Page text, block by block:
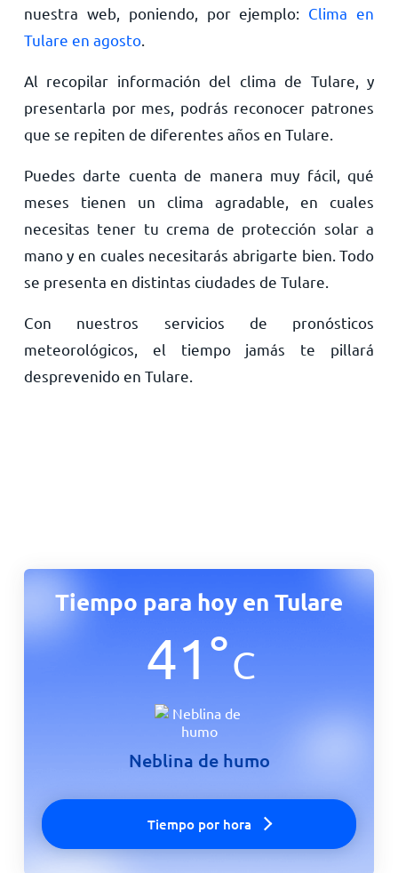
nuestra web, poniendo, por ejemplo: Clima en
Tulare en agosto.
Al recopilar información del clima de Tulare, y
presentarla por mes, podrás reconocer patrones
que se repiten de diferentes años en Tulare.
Puedes darte cuenta de manera muy fácil, qué
meses tienen un clima agradable, en cuales
necesitas tener tu crema de protección solar a
mano y en cuales necesitarás abrigarte bien. Todo
se presenta en distintas ciudades de Tulare.
Con nuestros servicios de pronósticos
meteorológicos, el tiempo jamás te pillará
desprevenido en Tulare.
Tiempo para hoy en Tulare
41°C
Neblina de humo
Tiempo por hora